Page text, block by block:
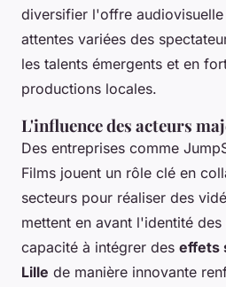
diversifier l'offre
attentes variées des
les talents émergents et en
productions locales.
L'influence des acteurs
Des entreprises comme
Films jouent un rôle clé en
secteurs pour réaliser des
mettent en avant l'identité
capacité à intégrer des effets
Lille de manière innovante